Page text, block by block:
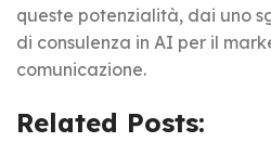
queste potenzialità, dai uno
di consulenza in AI per il
comunicazione.
Related Posts: